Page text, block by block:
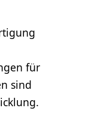
für
sind